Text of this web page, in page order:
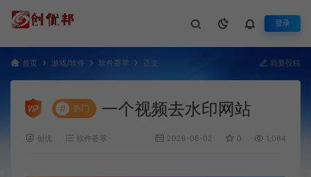
登录
首页 游戏/软件 软件荟萃 正文 我要投稿
# 热门 一个视频去水印网站
创优 软件荟萃 2026-06-02 0 1,064